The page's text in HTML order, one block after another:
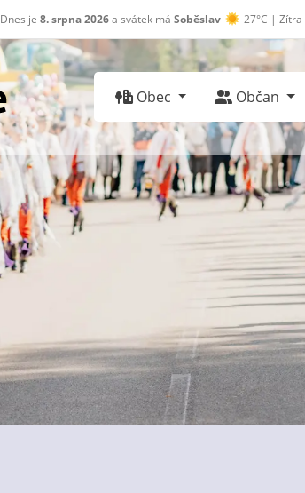
Dnes je 8. srpna 2026a svátek má Soběslav 27°C | Zítra
30°C
Obec Občan